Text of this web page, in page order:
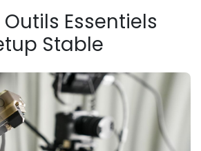
Essentiels
Stable